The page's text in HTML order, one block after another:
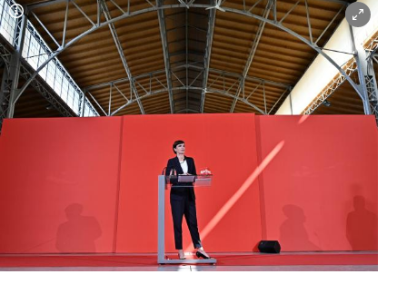
Copyright-Hinweis öffnen/schließen